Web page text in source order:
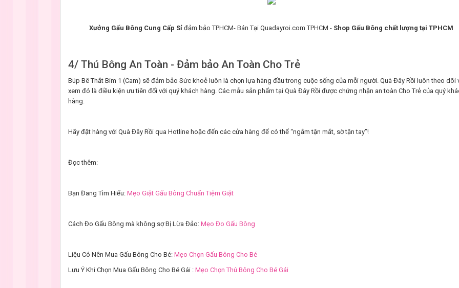
Xưởng Gấu Bông Cung Cấp Sỉ đảm bảo TPHCM- Bán Tại Quadayroi.com TPHCM - Shop Gấu Bông chất lượng tại TPHCM
4/ Thú Bông An Toàn - Đảm bảo An Toàn Cho Trẻ
Búp Bê Thắt Bím 1 (Cam) sẽ đảm bảo Sức khoẻ luôn là chọn lựa hàng đầu trong cuộc sống của mỗi người. Quà Đây Rồi luôn theo dõi
xem đó là điều kiện ưu tiên đối với quý khách hàng. Các mẫu sản phẩm tại Quà Đây Rồi được chứng nhận an toàn Cho Trẻ của quý
hàng.
Hãy đặt hàng với Quà Đây Rồi qua Hotline hoặc đến các cửa hàng để có thể “ngắm tận mắt, sờ tận tay”!
Đọc thêm:
Bạn Đang Tìm Hiểu: Mẹo Giặt Gấu Bông Chuẩn Tiệm Giặt
Cách Đo Gấu Bông mà không sợ Bị Lừa Đảo: Mẹo Đo Gấu Bông
Liệu Có Nên Mua Gấu Bông Cho Bé: Mẹo Chọn Gấu Bông Cho Bé
Lưu Ý Khi Chọn Mua Gấu Bông Cho Bé Gái : Mẹo Chọn Thú Bông Cho Bé Gái